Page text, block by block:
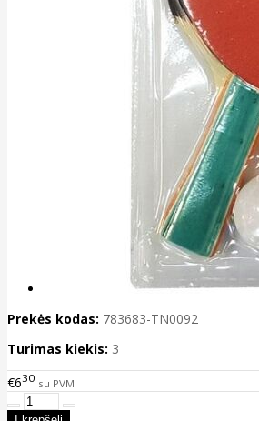
Prekės kodas: 783683-TN0092
Turimas kiekis: 3
€630 su PVM